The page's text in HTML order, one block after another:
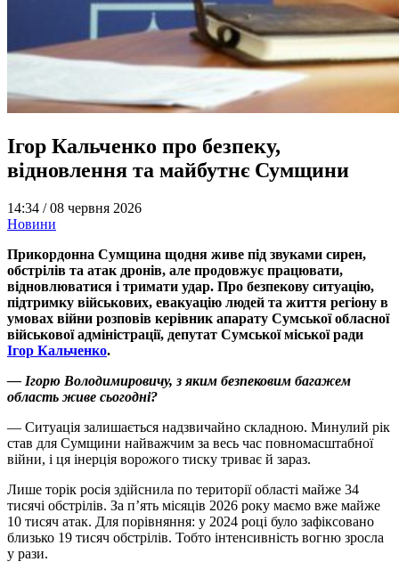
Ігор Кальченко про безпеку,
відновлення та майбутнє Сумщини
14:34 /08 червня 2026
Новини
Прикордонна Сумщина щодня живе під звуками сирен,
обстрілів та атак дронів, але продовжує працювати,
відновлюватися і тримати удар. Про безпекову ситуацію,
підтримку військових, евакуацію людей та життя регіону в
умовах війни розповів керівник апарату Сумської обласної
військової адміністрації, депутат Сумської міської ради
Ігор Кальченко.
— Ігорю Володимировичу, з яким безпековим багажем
область живе сьогодні?
— Ситуація залишається надзвичайно складною. Минулий рік
став для Сумщини найважчим за весь час повномасштабної
війни, і ця інерція ворожого тиску триває й зараз.
Лише торік росія здійснила по території області майже 34
тисячі обстрілів. За п’ять місяців 2026 року маємо вже майже
10 тисяч атак. Для порівняння: у 2024 році було зафіксовано
близько 19 тисяч обстрілів. Тобто інтенсивність вогню зросла
у рази.